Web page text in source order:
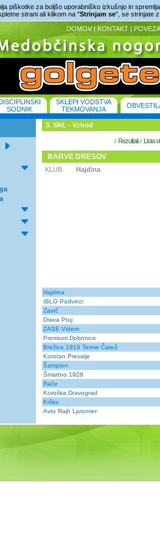
piškotke za boljšo uporabniško izkušnjo in
strani ali klikom na "Strinjam se", se strinjate
DOMOV | KONTAKT |
SODNIK
SKLEPI VODSTVA
TEKMOVANJA
3. SNL - Vzhod
/ Rezultati/ Lista
BARVE DRESOV
KLUB Hajdina
Hajdina
IBLO Podvinci
Zavrč
Drava Ptuj
ZASE Videm
Premium Dobrovce
Brežice 1919 Terme Čatež
Korotan Prevalje
Šampion
Šmartno 1928
Rače
Koroška Dravograd
Krško
Avto Rajh Ljutomer